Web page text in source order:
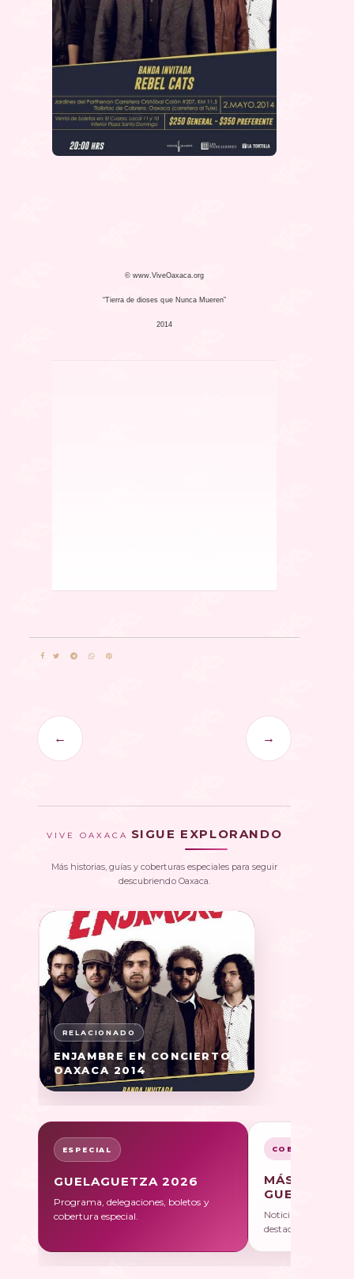
© www.ViveOaxaca.org
“Tierra de dioses que Nunca Mueren”
2014
← →
VIVE OAXACA SIGUE EXPLORANDO
Más historias, guías y coberturas especiales para seguir
descubriendo Oaxaca.
ENJAMBRE EN CONCIERTO,
OAXACA 2014
ESPECIAL
GUELAGUETZA 2026
Programa, delegaciones, boletos y
cobertura especial.
COBERTURA
MÁS SOBRE
Noticias, galerías y
destacadas.